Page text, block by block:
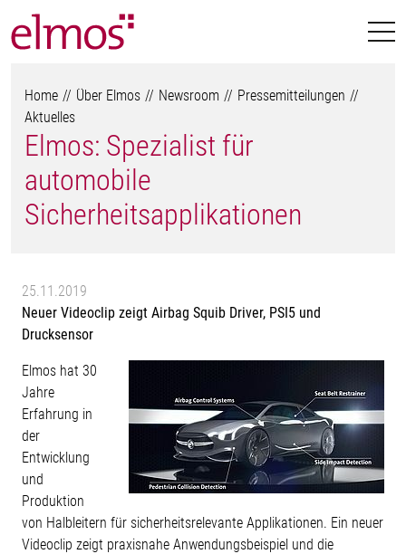
Home Über Elmos Newsroom
Pressemitteilungen
Aktuelles
Elmos: Spezialist für
automobile
Sicherheitsapplikationen
25.11.2019
Neuer Videoclip zeigt Airbag Squib Driver, PSI5 und
Drucksensor
Elmos hat 30
Jahre
Erfahrung in
der
Entwicklung
und
Produktion
von Halbleitern für sicherheitsrelevante Applikationen. Ein neuer
Videoclip zeigt praxisnahe Anwendungsbeispiel und die